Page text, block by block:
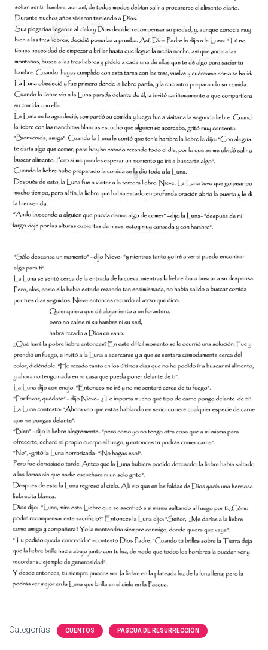
Categorías: CUENTOS PASCUA DE RESURRECCIÓN